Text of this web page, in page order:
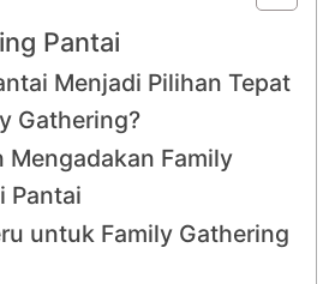
Pantai
Menjadi Pilihan Tepat
Gathering?
Mengadakan Family
Pantai
untuk Family Gathering